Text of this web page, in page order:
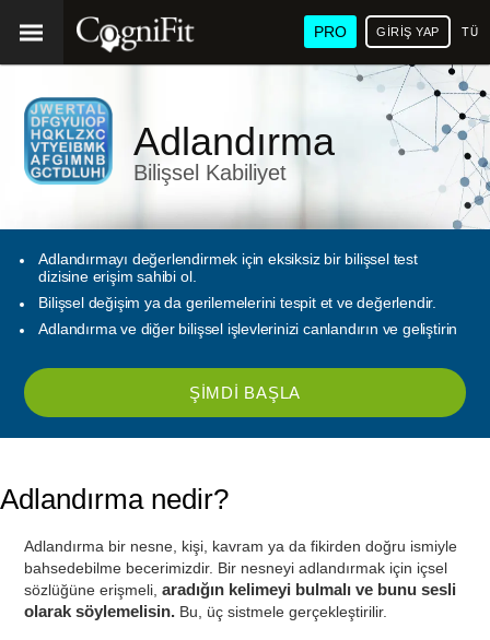
PRO GIRIŞ YAP
Adlandırma
Bilişsel Kabiliyet
Adlandırmayı değerlendirmek için eksiksiz bir bilişsel test
dizisine erişim sahibi ol.
Bilişsel değişim ya da gerilemelerini tespit et ve değerlendir.
Adlandırma ve diğer bilişsel işlevlerinizi canlandırın ve geliştirin
ŞIMDI BAŞLA
Adlandırma nedir?
Adlandırma bir nesne, kişi, kavram ya da fikirden doğru ismiyle
bahsedebilme becerimizdir. Bir nesneyi adlandırmak için içsel
sözlüğüne erişmeli,aradığın kelimeyi bulmalı ve bunu sesli
olarak söylemelisin. Bu, üç sistmele gerçekleştirilir.